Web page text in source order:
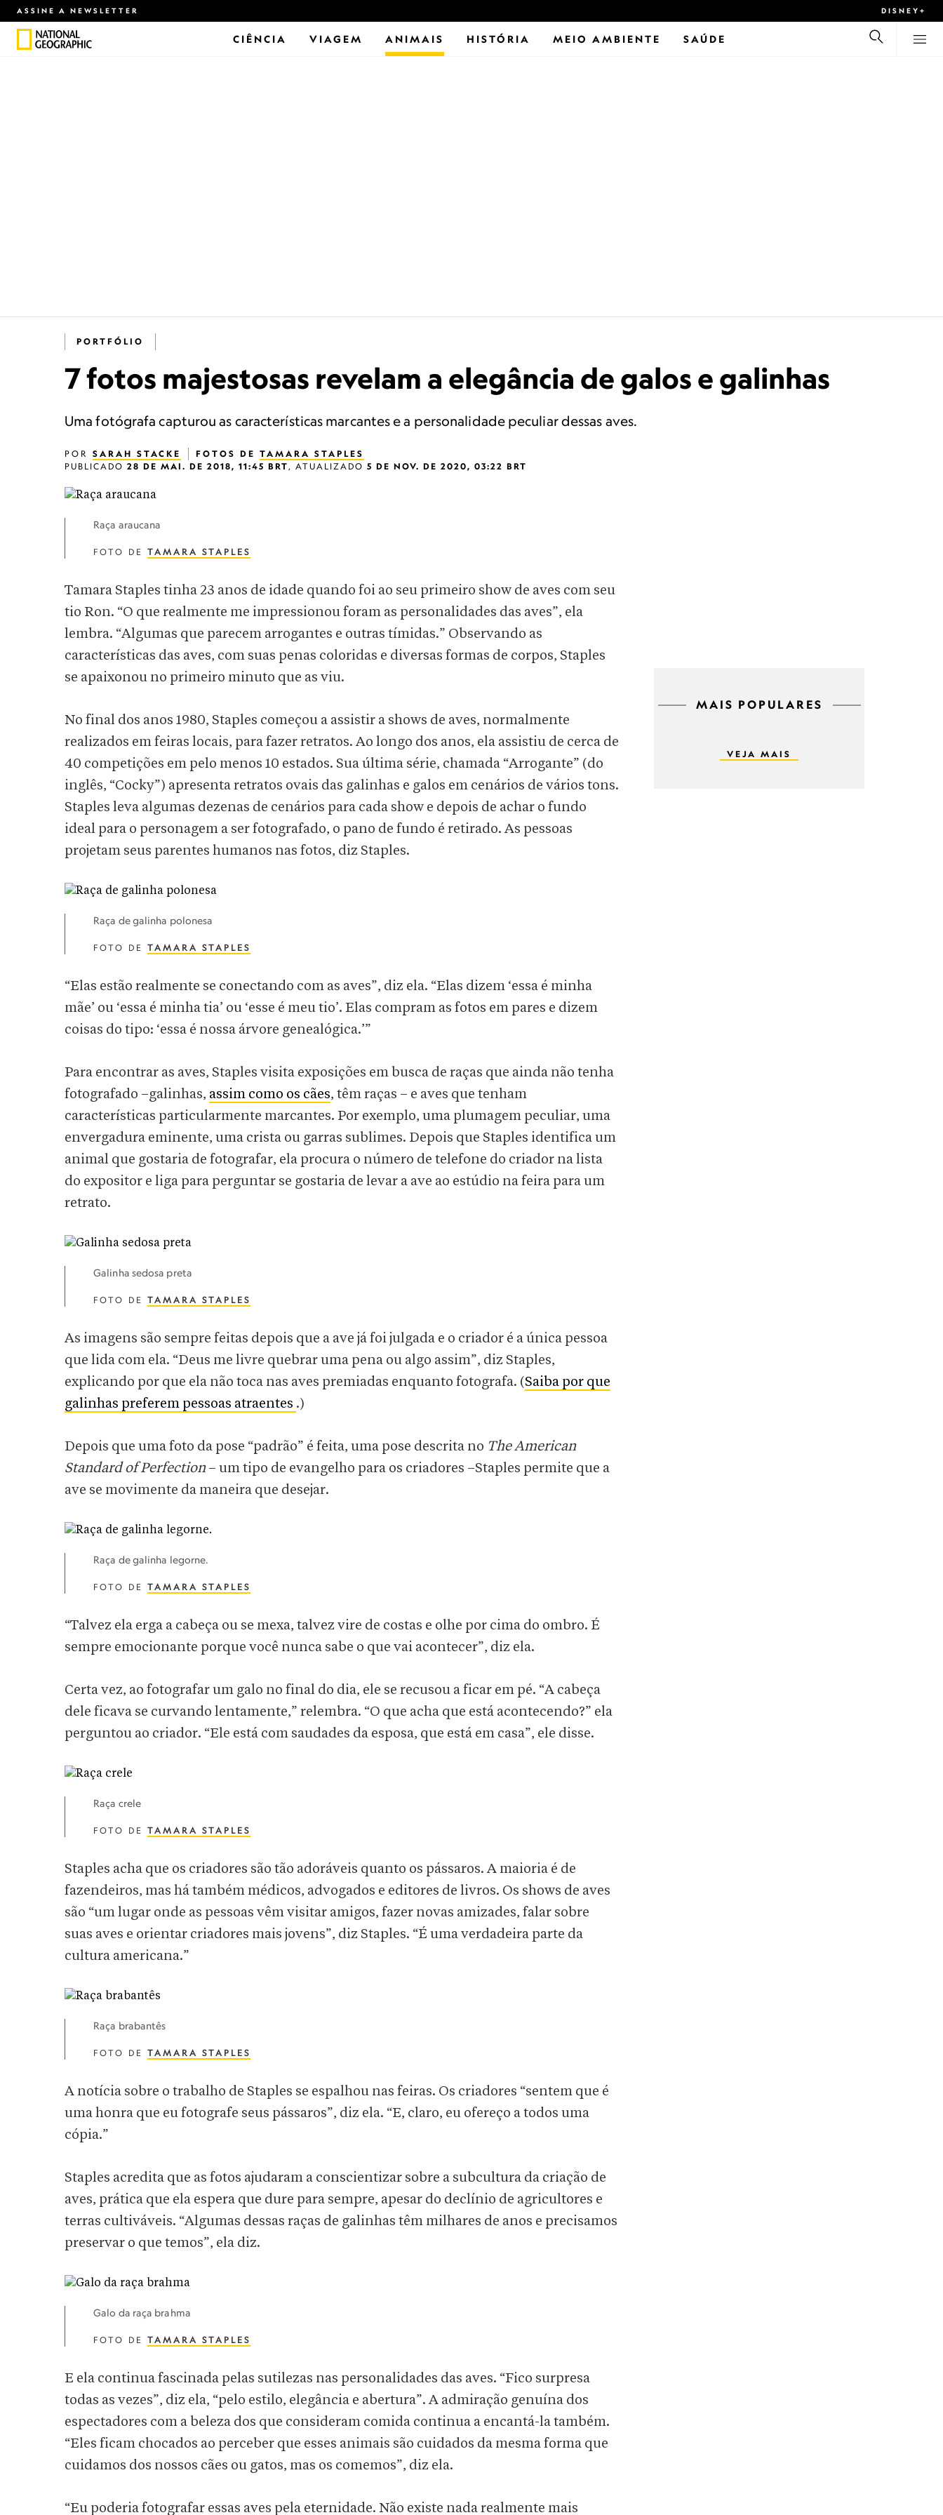
ASSINE A NEWSLETTER DISNEY+
CIÊNCIA VIAGEM ANIMAIS HISTÓRIA MEIO AMBIENTE SAÚDE
PORTFÓLIO
7 fotos majestosas revelam a elegância de galos e galinhas
Uma fotógrafa capturou as características marcantes e a personalidade peculiar dessas aves.
POR SARAH STACKE FOTOS DE TAMARA STAPLES
PUBLICADO 28 DE MAI. DE 2018, 11:45 BRT, ATUALIZADO 5 DE NOV. DE 2020, 03:22 BRT
Raça araucana
FOTO DE TAMARA STAPLES
Tamara Staples tinha 23 anos de idade quando foi ao seu primeiro show de aves com seu
tio Ron. “O que realmente me impressionou foram as personalidades das aves”, ela
lembra. “Algumas que parecem arrogantes e outras tímidas.” Observando as
características das aves, com suas penas coloridas e diversas formas de corpos, Staples
se apaixonou no primeiro minuto que as viu.
No final dos anos 1980, Staples começou a assistir a shows de aves, normalmente
realizados em feiras locais, para fazer retratos. Ao longo dos anos, ela assistiu de cerca de
40 competições em pelo menos 10 estados. Sua última série, chamada “Arrogante” (do
inglês, “Cocky”) apresenta retratos ovais das galinhas e galos em cenários de vários tons.
Staples leva algumas dezenas de cenários para cada show e depois de achar o fundo
ideal para o personagem a ser fotografado, o pano de fundo é retirado. As pessoas
projetam seus parentes humanos nas fotos, diz Staples.
Raça de galinha polonesa
FOTO DE TAMARA STAPLES
“Elas estão realmente se conectando com as aves”, diz ela. “Elas dizem ‘essa é minha
mãe’ ou ‘essa é minha tia’ ou ‘esse é meu tio’. Elas compram as fotos em pares e dizem
coisas do tipo: ‘essa é nossa árvore genealógica.’”
Para encontrar as aves, Staples visita exposições em busca de raças que ainda não tenha
fotografado –galinhas, assim como os cães, têm raças – e aves que tenham
características particularmente marcantes. Por exemplo, uma plumagem peculiar, uma
envergadura eminente, uma crista ou garras sublimes. Depois que Staples identifica um
animal que gostaria de fotografar, ela procura o número de telefone do criador na lista
do expositor e liga para perguntar se gostaria de levar a ave ao estúdio na feira para um
retrato.
Galinha sedosa preta
FOTO DE TAMARA STAPLES
As imagens são sempre feitas depois que a ave já foi julgada e o criador é a única pessoa
que lida com ela. “Deus me livre quebrar uma pena ou algo assim”, diz Staples,
explicando por que ela não toca nas aves premiadas enquanto fotografa. (Saiba por que
galinhas preferem pessoas atraentes .)
Depois que uma foto da pose “padrão” é feita, uma pose descrita no The American
Standard of Perfection– um tipo de evangelho para os criadores –Staples permite que a
ave se movimente da maneira que desejar.
Raça de galinha legorne.
FOTO DE TAMARA STAPLES
“Talvez ela erga a cabeça ou se mexa, talvez vire de costas e olhe por cima do ombro. É
sempre emocionante porque você nunca sabe o que vai acontecer”, diz ela.
Certa vez, ao fotografar um galo no final do dia, ele se recusou a ficar em pé. “A cabeça
dele ficava se curvando lentamente,” relembra. “O que acha que está acontecendo?” ela
perguntou ao criador. “Ele está com saudades da esposa, que está em casa”, ele disse.
Raça crele
FOTO DE TAMARA STAPLES
Staples acha que os criadores são tão adoráveis quanto os pássaros. A maioria é de
fazendeiros, mas há também médicos, advogados e editores de livros. Os shows de aves
são “um lugar onde as pessoas vêm visitar amigos, fazer novas amizades, falar sobre
suas aves e orientar criadores mais jovens”, diz Staples. “É uma verdadeira parte da
cultura americana.”
Raça brabantês
FOTO DE TAMARA STAPLES
A notícia sobre o trabalho de Staples se espalhou nas feiras. Os criadores “sentem que é
uma honra que eu fotografe seus pássaros”, diz ela. “E, claro, eu ofereço a todos uma
cópia.”
Staples acredita que as fotos ajudaram a conscientizar sobre a subcultura da criação de
aves, prática que ela espera que dure para sempre, apesar do declínio de agricultores e
terras cultiváveis. “Algumas dessas raças de galinhas têm milhares de anos e precisamos
preservar o que temos”, ela diz.
Galo da raça brahma
FOTO DE TAMARA STAPLES
E ela continua fascinada pelas sutilezas nas personalidades das aves. “Fico surpresa
todas as vezes”, diz ela, “pelo estilo, elegância e abertura”. A admiração genuína dos
espectadores com a beleza dos que consideram comida continua a encantá-la também.
“Eles ficam chocados ao perceber que esses animais são cuidados da mesma forma que
cuidamos dos nossos cães ou gatos, mas os comemos”, diz ela.
“Eu poderia fotografar essas aves pela eternidade. Não existe nada realmente mais
MAIS POPULARES
VEJA MAIS